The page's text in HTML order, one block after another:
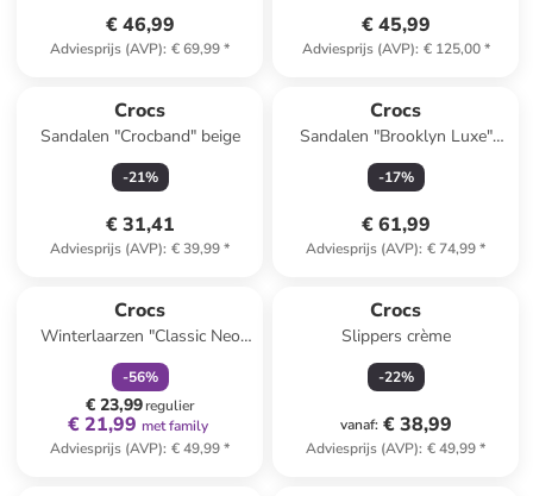
€ 46,99
Adviesprijs (AVP): € 69,99*
€ 45,99
Adviesprijs (AVP): € 125,00*
Crocs
Sandalen "Crocband" beige
-21%
€ 31,41
Adviesprijs (AVP): € 39,99*
Crocs
Sandalen "Brooklyn Luxe"
camel
-17%
€ 61,99
Adviesprijs (AVP): € 74,99*
Crocs
Winterlaarzen "Classic Neo
Puff" donkerblauw
-56%
€ 23,99regulier
€ 21,99 met family
Adviesprijs (AVP): € 49,99*
Crocs
Slippers crème
-22%
vanaf: € 38,99
Adviesprijs (AVP): € 49,99*